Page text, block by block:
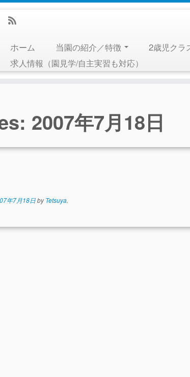
ホーム 当園の紹介／特徴 2歳児ク
求人情報（園見学/自主実習も対応）
2007年7月18日
年7月18日byTetsuya.